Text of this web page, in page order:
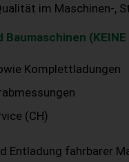
im Maschinen-,
Baumaschinen
Komplettladungen
(CH)
Entladung fahrbarer